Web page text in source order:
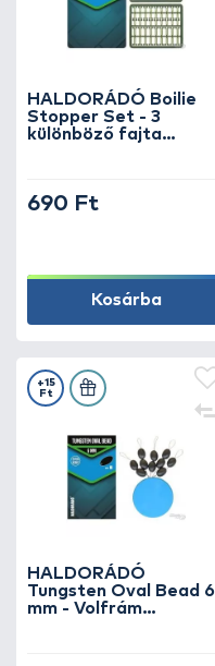
HALDORÁDÓ Boilie
Stopper Set - 3
különböző fajta
690 Ft
Kosárba
HALDORÁDÓ
Tungsten Oval Bead 6
mm - Volfrám
+15
Ft